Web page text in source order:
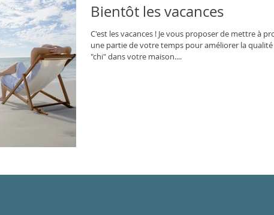
Bientôt les vacances
C'est les vacances ! Je vous proposer de mettre à
une partie de votre temps pour améliorer la
"chi" dans votre maison....